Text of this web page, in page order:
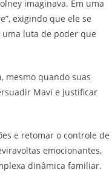
imaginava. Em uma
exigindo que ele se
luta de poder que
mesmo quando suas
Mavi e justificar
e retomar o controle de
emocionantes,
dinâmica familiar.